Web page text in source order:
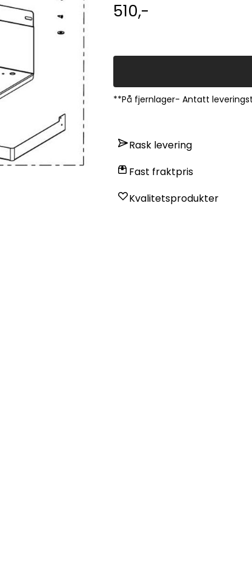
856730600873 FINSMAKARE 503.891.40 IKEA EU 859698001270 FINSMAKARE 803.923.20
510,-
**På fjernlager- Antatt
Rask levering
Fast fraktpris
Kvalitetsprodukter